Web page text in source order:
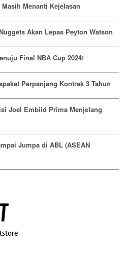
Menanti Kejelasan
Akan Lepas Peyton Watson
Final NBA Cup 2024!
Perpanjang Kontrak 3 Tahun
Joel Embiid Prima Menjelang
Jumpa di ABL (ASEAN